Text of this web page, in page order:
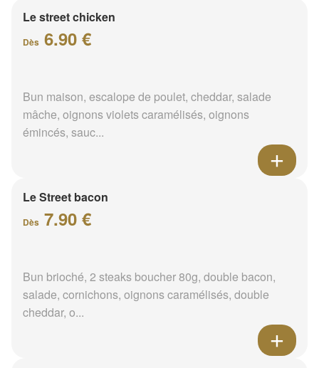
Le street chicken
Dès 6.90 €
Bun maison, escalope de poulet, cheddar, salade
mâche, oignons violets caramélisés, oignons
émincés, sauc...
Le Street bacon
Dès 7.90 €
Bun brioché, 2 steaks boucher 80g, double bacon,
salade, cornichons, oignons caramélisés, double
cheddar, o...